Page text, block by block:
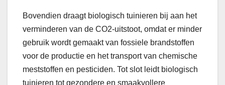
Bovendien draagt biologisch tuinieren bij aan het
verminderen van de CO2-uitstoot, omdat er minder
gebruik wordt gemaakt van fossiele brandstoffen
voor de productie en het transport van chemische
meststoffen en pesticiden. Tot slot leidt biologisch
tuinieren tot gezondere en smaakvollere